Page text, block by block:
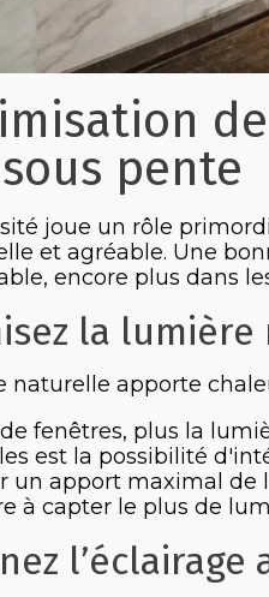
pente
joue un rôle
et agréable. Une
encore plus dans
la
naturelle apporte
fenêtres, plus la
est la possibilité
un apport maximal de
à capter le plus de